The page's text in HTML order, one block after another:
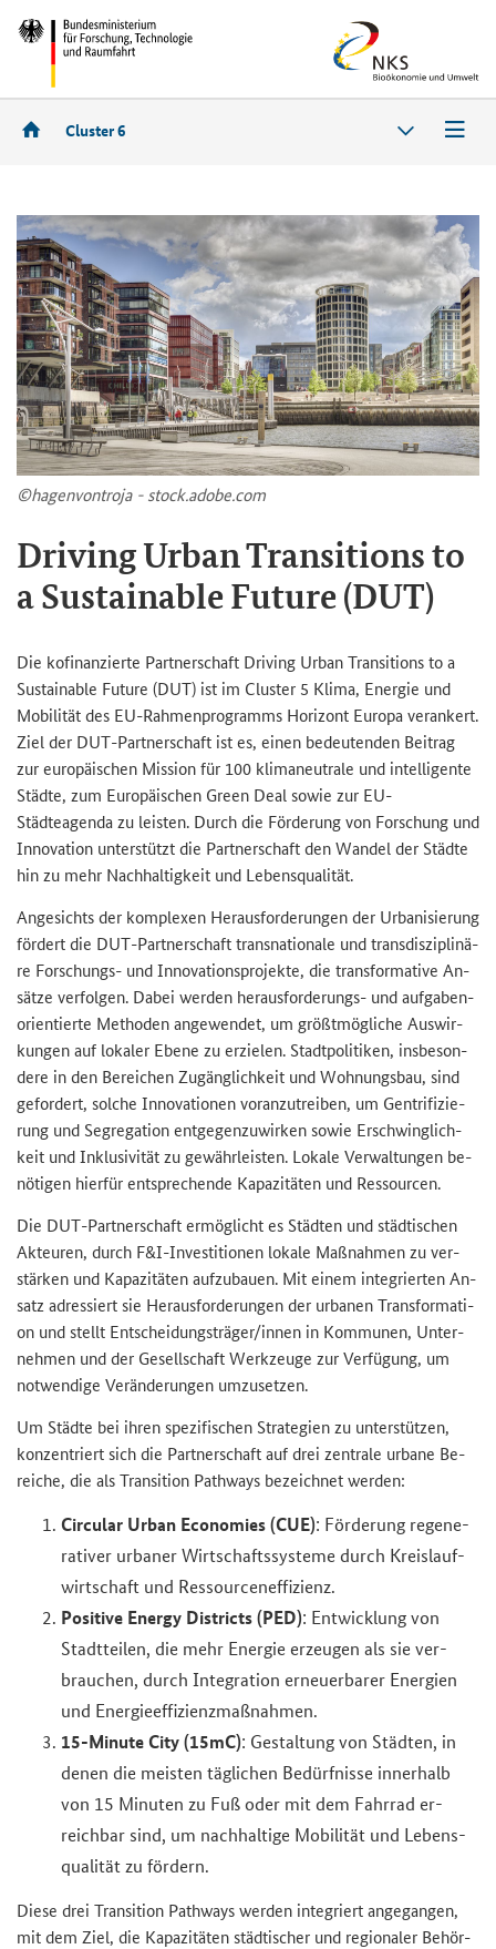
Cluster 6
©ha­gen­von­tro­ja - stock.adobe.com
Driving Urban Transitions to
a Sustainable Future (DUT)
Die ko­fi­nan­zier­te Part­ner­schaft Driving Urban Transitions to a
Sustainable Future (DUT) ist im Clus­ter 5 Klima, En­er­gie und
Mo­bi­li­tät des EU-​Rahmenprogramms Ho­ri­zont Eu­ro­pa ver­an­kert.
Ziel der DUT-​Partnerschaft ist es, einen be­deu­ten­den Bei­trag
zur eu­ro­päi­schen Mis­si­on für 100 kli­ma­neu­tra­le und in­tel­li­gen­te
Städ­te, zum Eu­ro­päi­schen Green Deal sowie zur EU-​
Städteagenda zu leis­ten. Durch die För­de­rung von For­schung und
In­no­va­ti­on un­ter­stützt die Part­ner­schaft den Wan­del der Städ­te
hin zu mehr Nach­hal­tig­keit und Le­bens­qua­li­tät.
An­ge­sichts der kom­ple­xen Her­aus­for­de­run­gen der Ur­ba­ni­sie­rung
för­dert die DUT-​Partnerschaft trans­na­tio­na­le und trans­dis­zi­pli­nä­
re Forschungs-​ und In­no­va­ti­ons­pro­jek­te, die trans­for­ma­ti­ve An­
sät­ze ver­fol­gen. Dabei wer­den herausforderungs-​ und auf­ga­ben­
ori­en­tier­te Me­tho­den an­ge­wen­det, um größt­mög­li­che Aus­wir­
kun­gen auf lo­ka­ler Ebene zu er­zie­len. Stadt­po­li­ti­ken, ins­be­son­
de­re in den Be­rei­chen Zu­gäng­lich­keit und Woh­nungs­bau, sind
ge­for­dert, sol­che In­no­va­tio­nen vor­an­zu­trei­ben, um Gen­tri­fi­zie­
rung und Se­gre­ga­ti­on ent­ge­gen­zu­wir­ken sowie Er­schwing­lich­
keit und In­klu­si­vi­tät zu ge­währ­leis­ten. Lo­ka­le Ver­wal­tun­gen be­
nö­ti­gen hier­für ent­spre­chen­de Ka­pa­zi­tä­ten und Res­sour­cen.
Die DUT-​Partnerschaft er­mög­licht es Städ­ten und städ­ti­schen
Ak­teu­ren, durch F&I-​Investitionen lo­ka­le Maß­nah­men zu ver­
stär­ken und Ka­pa­zi­tä­ten auf­zu­bau­en. Mit einem in­te­grier­ten An­
satz adres­siert sie Her­aus­for­de­run­gen der ur­ba­nen Trans­for­ma­ti­
on und stellt Ent­schei­dungs­trä­ger/innen in Kom­mu­nen, Un­ter­
neh­men und der Ge­sell­schaft Werk­zeu­ge zur Ver­fü­gung, um
not­wen­di­ge Ver­än­de­run­gen um­zu­set­zen.
Um Städ­te bei ihren spe­zi­fi­schen Stra­te­gien zu un­ter­stüt­zen,
kon­zen­triert sich die Part­ner­schaft auf drei zen­tra­le ur­ba­ne Be­
rei­che, die alsTransition Pathways be­zeich­net wer­den:
Circular Urban Economies (CUE): För­de­rung re­ge­ne­
ra­ti­ver ur­ba­ner Wirt­schafts­sys­te­me durch Kreis­lauf­
wirt­schaft und Res­sour­cen­ef­fi­zi­enz.
Positive Energy Districts (PED): Ent­wick­lung von
Stadt­tei­len, die mehr En­er­gie er­zeu­gen als sie ver­
brau­chen, durch In­te­gra­ti­on er­neu­er­ba­rer En­er­gien
und En­er­gie­ef­fi­zi­enz­maß­nah­men.
15-Minute City (15mC): Ge­stal­tung von Städ­ten, in
denen die meis­ten täg­li­chen Be­dürf­nis­se in­ner­halb
von 15 Mi­nu­ten zu Fuß oder mit dem Fahr­rad er­
reich­bar sind, um nach­hal­ti­ge Mo­bi­li­tät und Le­bens­
qua­li­tät zu för­dern.
Diese drei Transition Pathwayswer­den in­te­griert an­ge­gan­gen,
mit dem Ziel, die Ka­pa­zi­tä­ten städ­ti­scher und re­gio­na­ler Be­hör­